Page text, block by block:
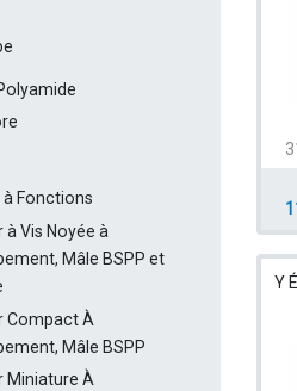
Fonctions
à Vis Noyée à
Mâle BSPP et
Compact À
Mâle BSPP
Miniature À
Y